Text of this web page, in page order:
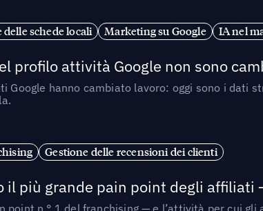
schede locali Marketing su Google IA nel
profilo attività Google non sono
Google hanno cambiato lavoro: oggi sono i dati
Gestione delle recensioni dei clienti
il più grande pain point degli affiliati
point n.° 1 del franchising — e l’attività per cui